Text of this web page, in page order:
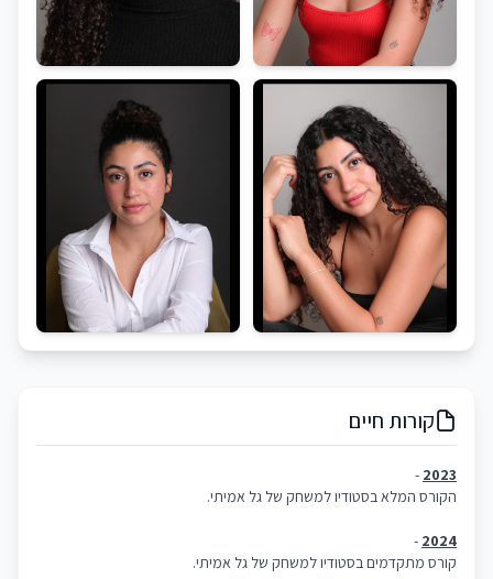
קורות חיים
2023
-
הקורס המלא בסטודיו למשחק של גל אמיתי.
2024
-
קורס מתקדמים בסטודיו למשחק של גל אמיתי.